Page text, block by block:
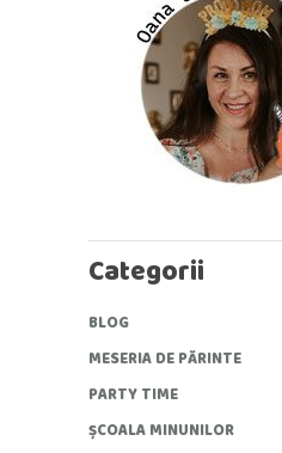
Categorii
BLOG
MESERIA DE PĂRINTE
PARTY TIME
ȘCOALA MINUNILOR